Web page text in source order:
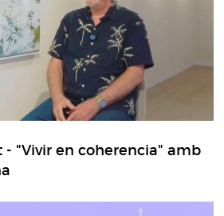
- "Vivir en coherencia" amb